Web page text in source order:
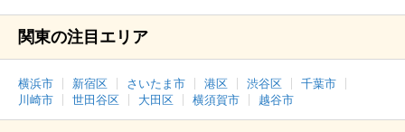
関東の注目エリア
横浜市 新宿区 さいたま市 港区 渋谷区
千葉市
川崎市
世田谷区 大田区 横須賀市 越谷市